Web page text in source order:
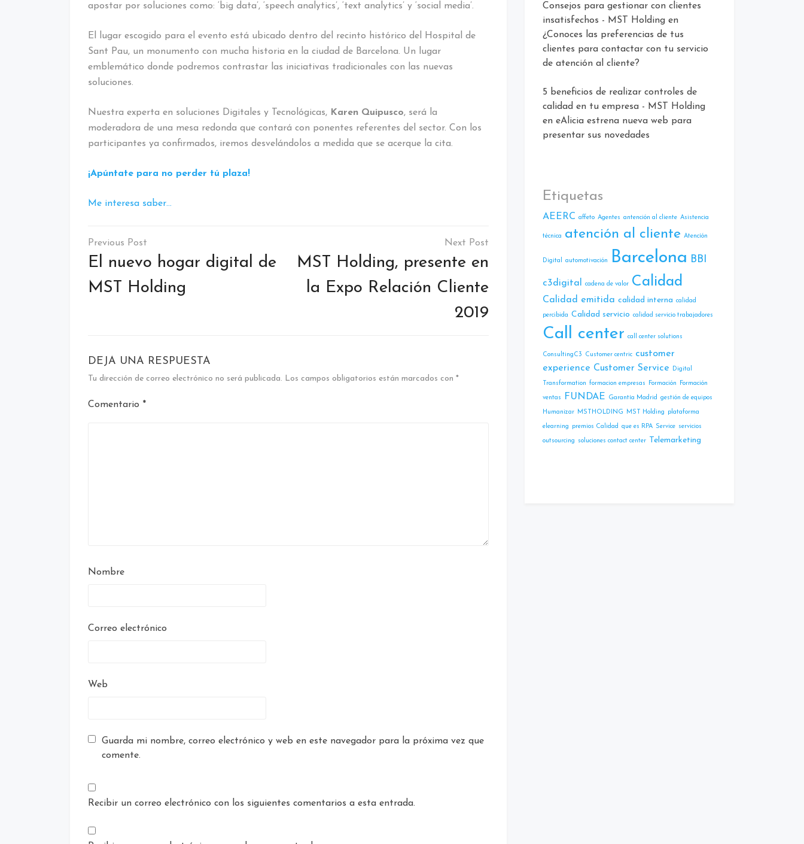
apostar por soluciones como: ‘big data’, ‘speech analytics’, ‘text analytics’ y ‘social media’.
El lugar escogido para el evento está ubicado dentro del recinto histórico del Hospital de
Sant Pau, un monumento con mucha historia en la ciudad de Barcelona. Un lugar
emblemático donde podremos contrastar las iniciativas tradicionales con las nuevas
soluciones.
Nuestra experta en soluciones Digitales y Tecnológicas, Karen Quipusco, será la
moderadora de una mesa redonda que contará con ponentes referentes del sector. Con los
participantes ya confirmados, iremos desvelándolos a medida que se acerque la cita.
¡Apúntate para no perder tú plaza!
Me interesa saber…
Barcelona
/
center
El nuevo hogar digital de
MST Holding
MST Holding, presente en
la Expo Relación Cliente
2019
DEJA UNA RESPUESTA
Tu dirección de correo electrónico no será publicada. Los campos obligatorios están marcados con *
Comentario *
Nombre
Correo electrónico
Web
Guarda mi nombre, correo electrónico y web en este navegador para la próxima vez que
comente.
Recibir un correo electrónico con los siguientes comentarios a esta entrada.
Consejos para gestionar con clientes
insatisfechos - MST Holding en
¿Conoces las preferencias de tus
clientes para contactar con tu servicio
de atención al cliente?
5 beneficios de realizar controles de
calidad en tu empresa - MST Holding
en eAlicia estrena nueva web para
presentar sus novedades
Etiquetas
AEERC affeto Agentes antención al cliente Asistencia
técnica atención al cliente Atencíón
Digital automotivación Barcelona BBI
c3digital cadena de valor Calidad
Calidad emitida calidad interna calidad
percibida Calidad servicio calidad servicio trabajadores
Call center call center solutions
ConsultingC3 Customer centric customer
experience Customer Service Digital
Transformation formacion empresas Formación Formación
ventas FUNDAE Garantía Madrid gestión de equipos
Humanizar MSTHOLDING MST Holding plataforma
elearning premios Calidad que es RPA Service servicios
outsourcing soluciones contact center Telemarketing